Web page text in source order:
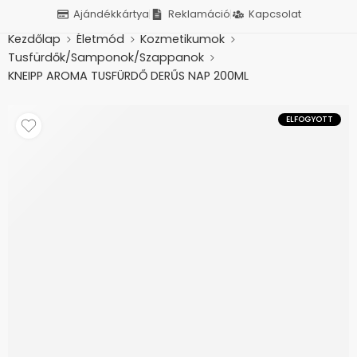
Ajándékkártya Reklamáció Kapcsolat
Kezdőlap Életmód
Kozmetikumok
Tusfürdők/Samponok/Szappanok
KNEIPP AROMA TUSFÜRDŐ DERŰS NAP 200ML
ELFOGYOTT